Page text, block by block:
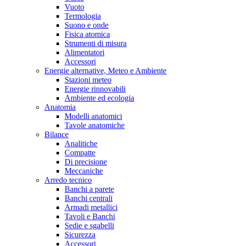
Vuoto
Termologia
Suono e onde
Fisica atomica
Strumenti di misura
Alimentatori
Accessori
Energie alternative, Meteo e Ambiente
Stazioni meteo
Energie rinnovabili
Ambiente ed ecologia
Anatomia
Modelli anatomici
Tavole anatomiche
Bilance
Analitiche
Compatte
Di precisione
Meccaniche
Arredo tecnico
Banchi a parete
Banchi centrali
Armadi metallici
Tavoli e Banchi
Sedie e sgabelli
Sicurezza
Accessori